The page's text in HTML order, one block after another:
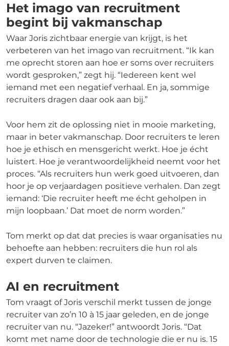
Het imago van recruitment
begint bij vakmanschap
Waar Joris zichtbaar energie van krijgt, is het
verbeteren van het imago van recruitment. “Ik kan
me oprecht storen aan hoe er soms over recruiters
wordt gesproken,” zegt hij. “Iedereen kent wel
iemand met een negatief verhaal. En ja, sommige
recruiters dragen daar ook aan bij.”
Voor hem zit de oplossing niet in mooie marketing,
maar in beter vakmanschap. Door recruiters te leren
hoe je ethisch en mensgericht werkt. Hoe je écht
luistert. Hoe je verantwoordelijkheid neemt voor het
proces. “Als recruiters hun werk goed uitvoeren, dan
hoor je op verjaardagen positieve verhalen. Dan zegt
iemand: ‘Die recruiter heeft me écht geholpen in
mijn loopbaan.’ Dat moet de norm worden.”
Tom merkt op dat dat precies is waar organisaties nu
behoefte aan hebben: recruiters die hun rol als
expert durven te claimen.
AI en recruitment
Tom vraagt of Joris verschil merkt tussen de jonge
recruiter van zo’n 10 à 15 jaar geleden, en de jonge
recruiter van nu. “Jazeker!” antwoordt Joris. “Dat
komt met name door de technologie die er nu is. 15